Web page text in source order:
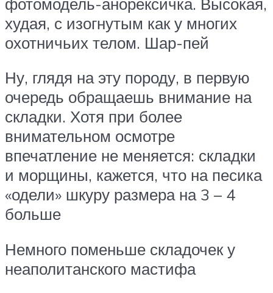
худая, с изогнутым как у многих
охотничьих телом. Шар-пей
Ну, глядя на эту породу, в первую
очередь обращаешь внимание на
складки. Хотя при более
внимательном осмотре
впечатление не меняется: складки
и морщины, кажется, что на песика
«одели» шкуру размера на 3 – 4
больше
Немного поменьше складочек у
неаполитанского мастифа